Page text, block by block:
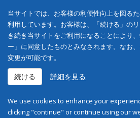
当サイトでは、お客様の利便性向上を図る
利用しています。お客様は、「続ける」の
き続き当サイトをご利用になることにより
ー」に同意したものとみなされます。なお
変更が可能です。
続ける 詳細を見る
We use cookies to enhance your
clicking "continue" or continue using our